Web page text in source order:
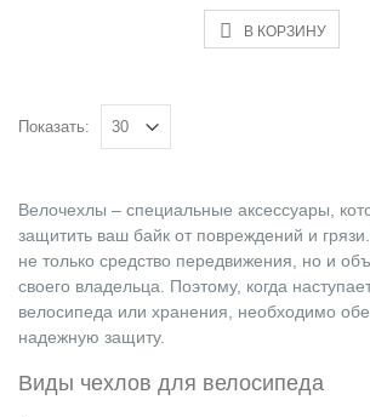
В КОРЗИНУ
Показать:
Велочехлы – специальные аксессуары,
защитить ваш байк от повреждений и
не только средство передвижения, но и
своего владельца. Поэтому, когда
велосипеда или хранения, необходимо
надежную защиту.
Виды чехлов для велосипеда